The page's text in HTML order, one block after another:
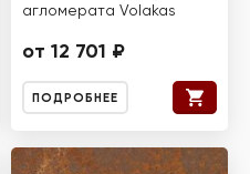
агломерата Volakas
от 12 701 ₽
ПОДРОБНЕЕ